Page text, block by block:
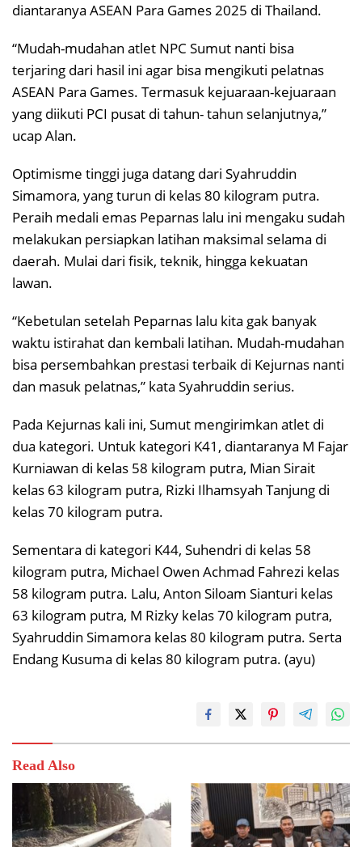
diantaranya ASEAN Para Games 2025 di Thailand.
“Mudah-mudahan atlet NPC Sumut nanti bisa
terjaring dari hasil ini agar bisa mengikuti pelatnas
ASEAN Para Games. Termasuk kejuaraan-kejuaraan
yang diikuti PCI pusat di tahun- tahun selanjutnya,”
ucap Alan.
Optimisme tinggi juga datang dari Syahruddin
Simamora, yang turun di kelas 80 kilogram putra.
Peraih medali emas Peparnas lalu ini mengaku sudah
melakukan persiapkan latihan maksimal selama di
daerah. Mulai dari fisik, teknik, hingga kekuatan
lawan.
“Kebetulan setelah Peparnas lalu kita gak banyak
waktu istirahat dan kembali latihan. Mudah-mudahan
bisa persembahkan prestasi terbaik di Kejurnas nanti
dan masuk pelatnas,” kata Syahruddin serius.
Pada Kejurnas kali ini, Sumut mengirimkan atlet di
dua kategori. Untuk kategori K41, diantaranya M Fajar
Kurniawan di kelas 58 kilogram putra, Mian Sirait
kelas 63 kilogram putra, Rizki Ilhamsyah Tanjung di
kelas 70 kilogram putra.
Sementara di kategori K44, Suhendri di kelas 58
kilogram putra, Michael Owen Achmad Fahrezi kelas
58 kilogram putra. Lalu, Anton Siloam Sianturi kelas
63 kilogram putra, M Rizky kelas 70 kilogram putra,
Syahruddin Simamora kelas 80 kilogram putra. Serta
Endang Kusuma di kelas 80 kilogram putra. (ayu)
Read Also